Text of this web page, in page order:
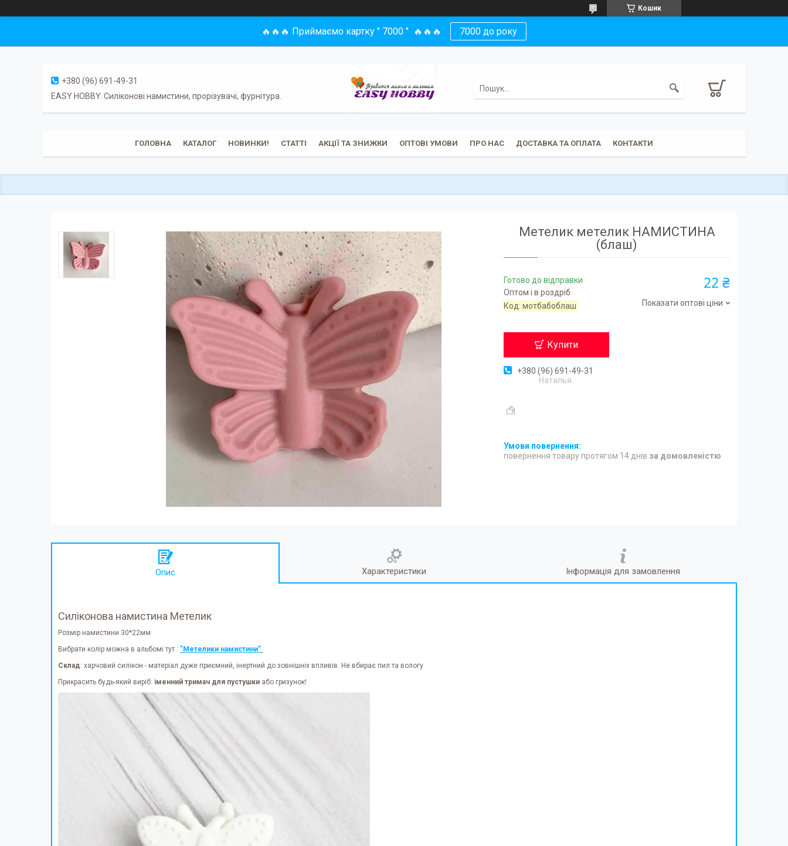
Кошик
🔥🔥🔥 Приймаємо картку " 7000 " 🔥🔥🔥 7000 до року
+380 (96) 691-49-31
EASY HOBBY. Силіконові намистини, прорізувачі, фурнітура.
ГОЛОВНА КАТАЛОГ НОВИНКИ! СТАТТІ АКЦІЇ ТА ЗНИЖКИ ОПТОВІ УМОВИ ПРО НАС ДОСТАВКА ТА ОПЛАТА КОНТАКТИ
Метелик метелик НАМИСТИНА
(блаш)
Готово до відправки
Оптом і в роздріб
Код:мотбабоблаш
22 ₴
Показати оптові ціни
Купити
+380 (96) 691-49-31
Наталья
повернення товару протягом 14 днів за домовленістю
Опис Характеристики Інформація для замовлення
Силіконова намистина Метелик
Розмір намистини 30*22мм
Вибрати колір можна в альбомі тут : "Метелики намистини"
Склад: харчовий силікон - матеріал дуже приємний, інертний до зовнішніх впливів. Не вбирає пил та вологу
Прикрасить будь-який виріб: іменний тримач для пустушки або гризунок!